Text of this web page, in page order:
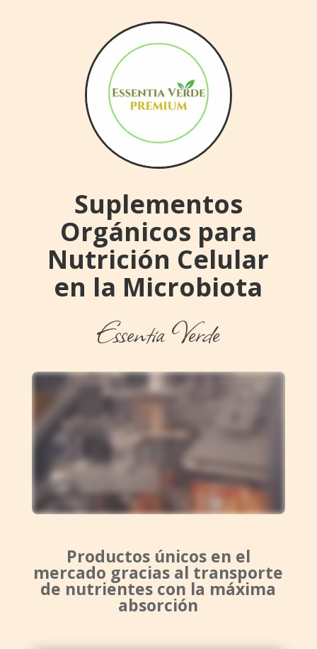
Suplementos
Orgánicos para
Nutrición Celular
en la Microbiota
Essentia Verde
Productos únicos en el
mercado gracias al transporte
de nutrientes con la máxima
absorción